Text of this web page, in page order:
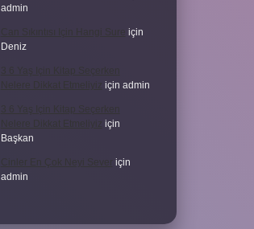
admin
Can Sıkıntısı Için Hangi Sure için
Deniz
3 6 Yaş Için Kitap Seçerken
Nelere Dikkat Etmeliyiz için admin
3 6 Yaş Için Kitap Seçerken
Nelere Dikkat Etmeliyiz için
Başkan
Cinler En Çok Neyi Sever için
admin